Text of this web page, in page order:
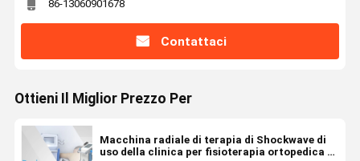
86-13060901678
Contattaci
Ottieni Il Miglior Prezzo Per
Macchina radiale di terapia di Shockwave di
uso della clinica per fisioterapia ortopedica di